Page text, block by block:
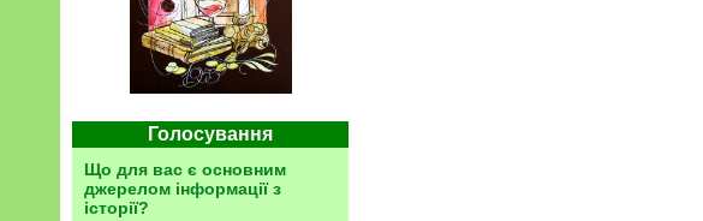
Голосування
Що для вас є основним
джерелом інформації з
історії?